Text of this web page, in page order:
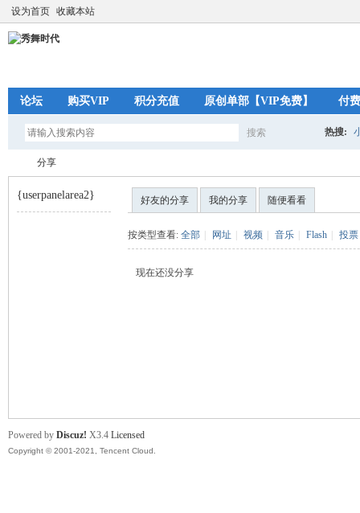
设为首页 收藏本站
论坛 购买VIP 积分充值 原创单部【VIP免费】 付
搜索 热搜:
分享
{userpanelarea2} 好友的分享 我的分享 随便看看
按类型查看: 全部 网址 视频 音乐 Flash 投票
现在还没分享
Powered by Discuz! X3.4 Licensed
Copyright © 2001-2021, Tencent Cloud.